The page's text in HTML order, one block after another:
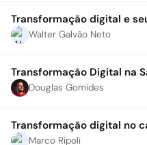
Transformação digital e
Walter Galvão Neto
Transformação Digital na
Douglas Gomides
Transformação digital no
Marco Ripoli